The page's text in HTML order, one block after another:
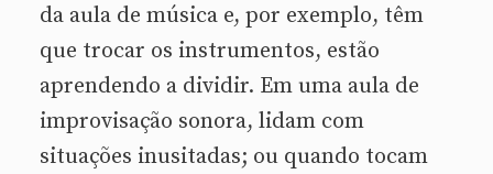
da aula de música e, por exemplo, têm
que trocar os instrumentos, estão
aprendendo a dividir. Em uma aula de
improvisação sonora, lidam com
situações inusitadas; ou quando tocam